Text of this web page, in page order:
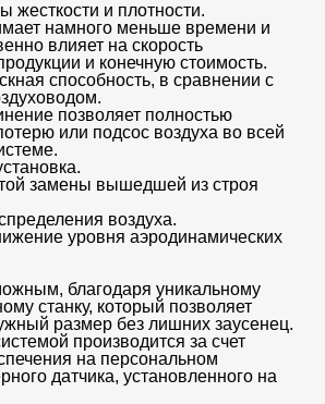
жесткости и плотности.
намного меньше времени и
влияет на скорость
и конечную стоимость.
способность, в сравнении с
позволяет полностью
или подсос воздуха во всей
замены вышедшей из строя
воздуха.
уровня аэродинамических
благодаря уникальному
станку, который позволяет
размер без лишних заусенец.
производится за счет
на персональном
датчика, установленного на